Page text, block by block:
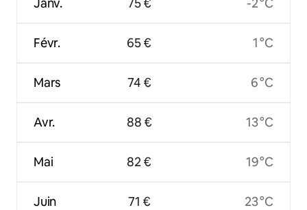
Févr.
Mars
Avr.
Mai
Juin
65 €
74 €
88 €
82 €
71 €
1 °C
6 °C
13 °C
19 °C
23 °C